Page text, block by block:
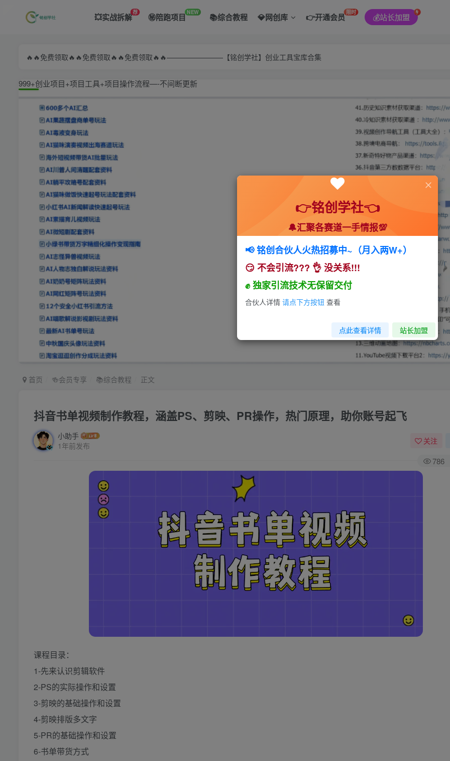
💥实战拆解荐 ㊙️陪跑项目NEW 📚综合教程 💎网创库 👉开通会员限时 💰站长加盟
🔥🔥免费领取🔥🔥免费领取🔥🔥免费领取🔥🔥————————【铭创学社】创业工具宝库合集
999+创业项目+项目工具+项目操作流程—-不间断更新
首页 🍻会员专享 📚综合教程 正文
抖音书单视频制作教程，涵盖PS、剪映、PR操作，热门原理，助你账号起飞
小助手
1年前发布
关注
786
课程目录：
1-先来认识剪辑软件
2-PS的实际操作和设置
3-剪映的基础操作和设置
4-剪映排版多文字
5-PR的基础操作和设置
6-书单带货方式
👉铭创学社👈
🔔汇聚各赛道一手情报💯
📢 铭创合伙人火热招募中~（月入两W+）
😏 不会引流??? 👌 没关系!!!
✊ 独家引流技术无保留交付
合伙人详情 请点下方按钮 查看
点此查看详情 站长加盟